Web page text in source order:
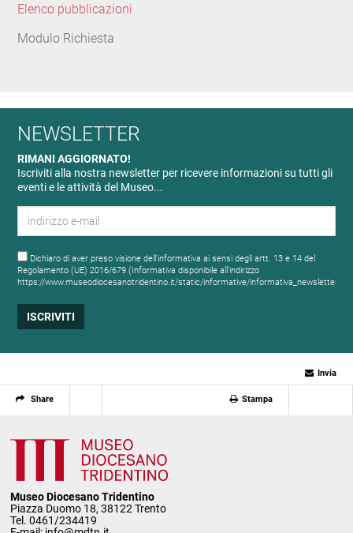
Elenco pubblicazioni
Modulo Richiesta
NEWSLETTER
RIMANI AGGIORNATO!
Iscriviti alla nostra newsletter per ricevere informazioni su tutti gli
eventi e le attività del Museo...
Dichiaro di aver preso visione dell'informativa ai sensi degli artt. 13 e 14 del
Regolamento (UE) 2016/679 (Informativa disponibile all'indirizzo
https://www.museodiocesanotridentino.it/static/informative/
Share
Invia
Stampa
Museo Diocesano Tridentino
Piazza Duomo 18, 38122 Trento
Tel. 0461/234419